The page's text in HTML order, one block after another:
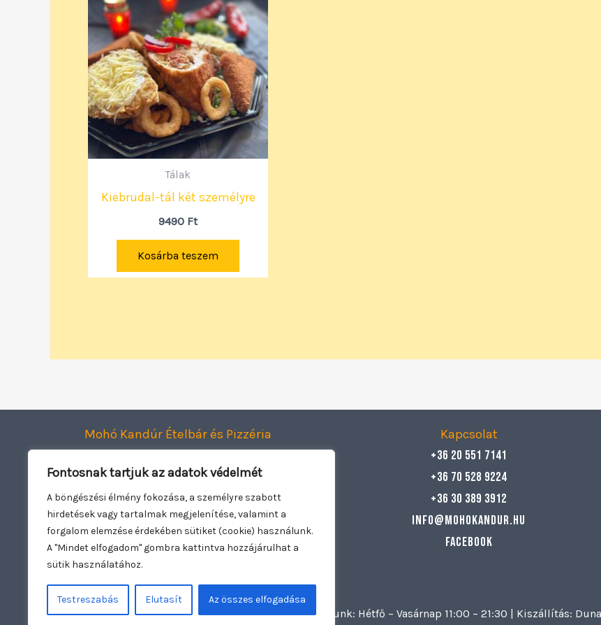
Fontosnak tartjuk az adatok védelmét
A böngészési élmény fokozása, a személyre szabott
hirdetések vagy tartalmak megjelenítése, valamint a
forgalom elemzése érdekében sütiket (cookie) használunk.
A "Mindet elfogadom" gombra kattintva hozzájárulhat a
sütik használatához.
Testreszabás Elutasít Az összes elfogadása
Tálak
Kiebrudal-tál két személyre
9490 Ft
Kosárba teszem
Mohó Kandúr Ételbár és Pizzéria
2120 Dunakeszi, Jászai Mari utca 1.
Adószám: 27943782-2-13
Oldal üzemeltető:Woowebsite.eu
Kapcsolat
+36 20 551 7141
+36 70 528 9224
+36 30 389 3912
info@mohokandur.hu
Facebook
Copyright © 2026 Mohó Kandúr | Nyitva tartunk: Hétfő – Vasárnap 11:00 – 21:30 | Kiszállítás: